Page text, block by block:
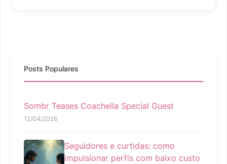
Posts Populares
Sombr Teases Coachella Special Guest
12/04/2026
Seguidores e curtidas: como
impulsionar perfis com baixo custo